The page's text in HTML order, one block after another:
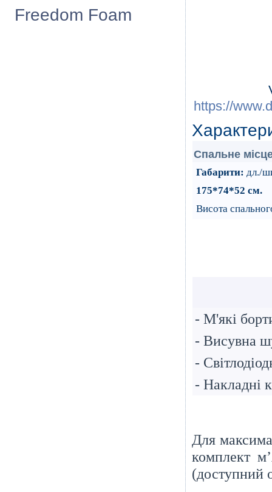
Freedom Foam
https://
Cпальне
Габарити: дл./
175*74*52 см.
Висота
- М'якi
- Висувна
-
- Накладні
Для
комплект
(доступний